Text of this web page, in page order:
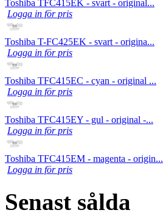
Toshiba TFC415EK - svart - original...
Logga in för pris
Toshiba T-FC425EK - svart - origina...
Logga in för pris
Toshiba TFC415EC - cyan - original ...
Logga in för pris
Toshiba TFC415EY - gul - original -...
Logga in för pris
Toshiba TFC415EM - magenta - origin...
Logga in för pris
Senast sålda